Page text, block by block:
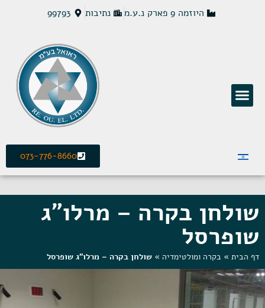
היוזמה 9 פארק נ.ע.מ נתיבות 99793
073-776-8660
שולחן בקרה – מרלו"ג
שופרסל
דף הבית » בקרה ומולטימדיה » שולחן בקרה – מרלו"ג שופרסל